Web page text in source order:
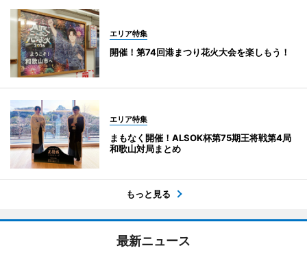
エリア特集
開催！第74回港まつり花火大会を楽しもう！
エリア特集
まもなく開催！ALSOK杯第75期王将戦第4局
和歌山対局まとめ
もっと見る
最新ニュース